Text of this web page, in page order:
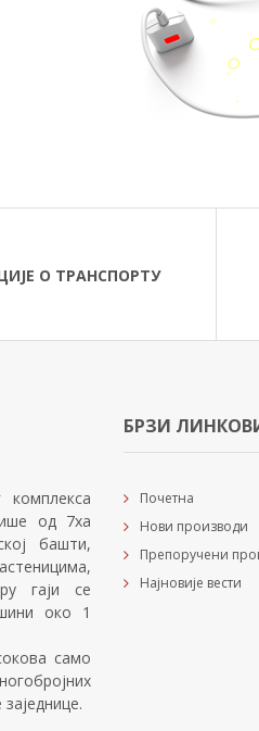
О ТРАНСПОРТУ
комплекса
од 7ха
башти,
гаји се
око 1
само
БРЗИ
Почетна
Нови производи
Препоручени
Најновије вести